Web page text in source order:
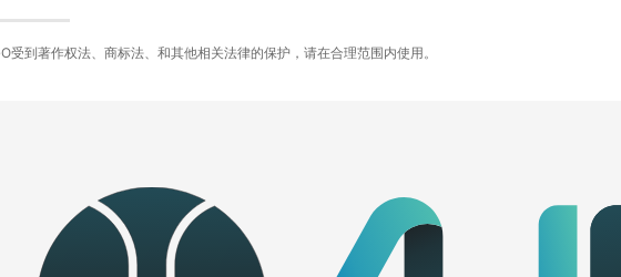
受到著作权法、商标法、和其他相关法律的保护，请在合理范围内使用。